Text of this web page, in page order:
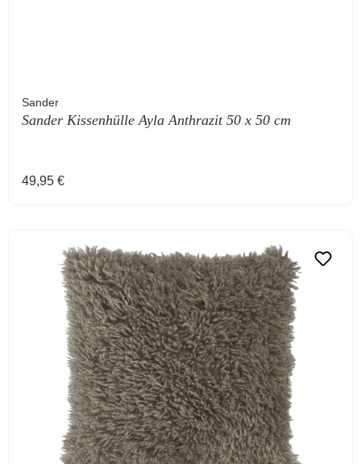
Sander
Sander Kissenhülle Ayla Anthrazit 50 x 50 cm
Regulärer Preis:
49,95 €